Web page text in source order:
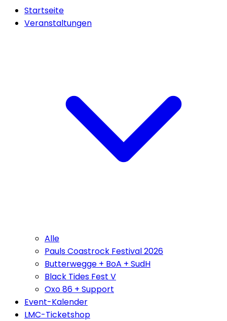
Startseite
Veranstaltungen
Alle
Pauls Coastrock Festival 2026
Butterwegge + BoA + SudH
Black Tides Fest V
Oxo 86 + Support
Event-Kalender
LMC-Ticketshop